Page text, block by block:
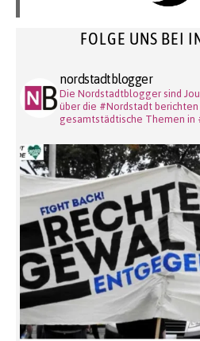
FOLGE UNS BEI
nordstadtblogger
Die Nordstadtblogger sind
über die #Nordstadt berichten
gesamtstädtische Themen in